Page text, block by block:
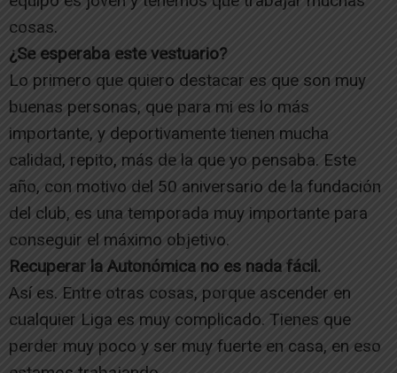
cosas.
¿Se esperaba este vestuario?
Lo primero que quiero destacar es que son muy
buenas personas, que para mi es lo más
importante, y deportivamente tienen mucha
calidad, repito, más de la que yo pensaba. Este
año, con motivo del 50 aniversario de la fundación
del club, es una temporada muy importante para
conseguir el máximo objetivo.
Recuperar la Autonómica no es nada fácil.
Así es. Entre otras cosas, porque ascender en
cualquier Liga es muy complicado. Tienes que
perder muy poco y ser muy fuerte en casa, en eso